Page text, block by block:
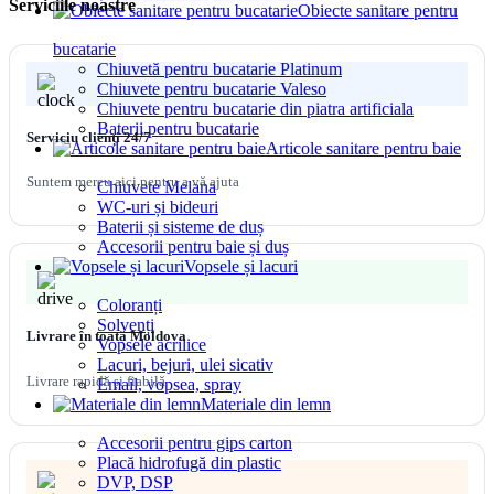
Obiecte sanitare pentru
bucatarie
Chiuvetă pentru bucatarie Platinum
Chiuvete pentru bucatarie Valeso
Chiuvete pentru bucatarie din piatra artificiala
Baterii pentru bucatarie
Articole sanitare pentru baie
Chiuvete Melana
WC-uri și bideuri
Baterii și sisteme de duș
Accesorii pentru baie și duș
Vopsele și lacuri
Coloranți
Solvenți
Vopsele acrilice
Lacuri, bejuri, ulei sicativ
Email, vopsea, spray
Materiale din lemn
Accesorii pentru gips carton
Placă hidrofugă din plastic
DVP, DSP
Culoare alba
Lățimea ambalajului, mm 1235
Adâncimea ambalajului, mm 480
Înălțimea de ambalare, mm 210
Serviciile noastre
Serviciu clienți 24/7
Suntem mereu aici pentru a vă ajuta
Livrare în toată Moldova
Livrare rapidă și fiabilă